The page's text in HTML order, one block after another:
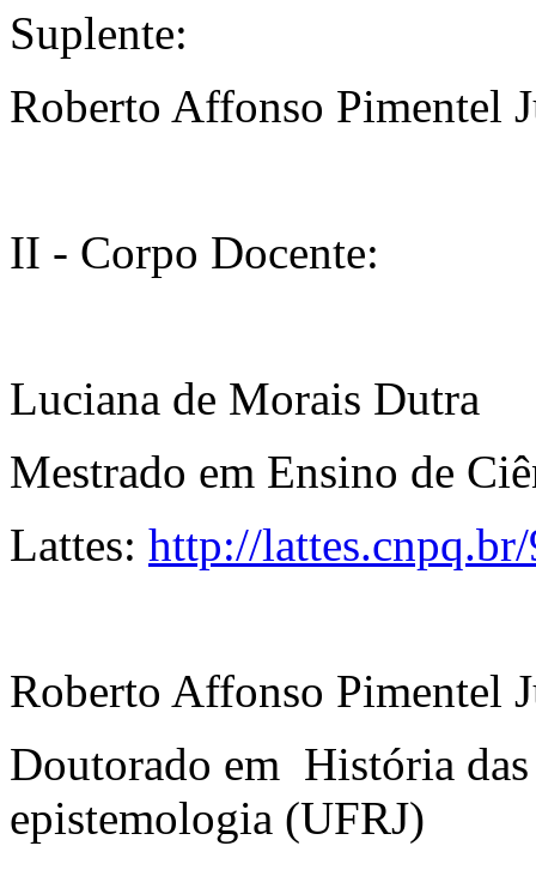
Suplente:
Roberto Affonso Pimentel
II - Corpo Docente:
Luciana de Morais Dutra
Mestrado em Ensino de
Lattes: http://
Roberto Affonso Pimentel
Doutorado em História
epistemologia (UFRJ)